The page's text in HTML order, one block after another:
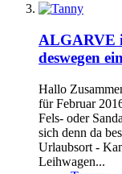
ALGARVE
deswegen
Hallo
für Februar
Fels- oder
sich denn da
Urlaubsort -
Leihwagen...